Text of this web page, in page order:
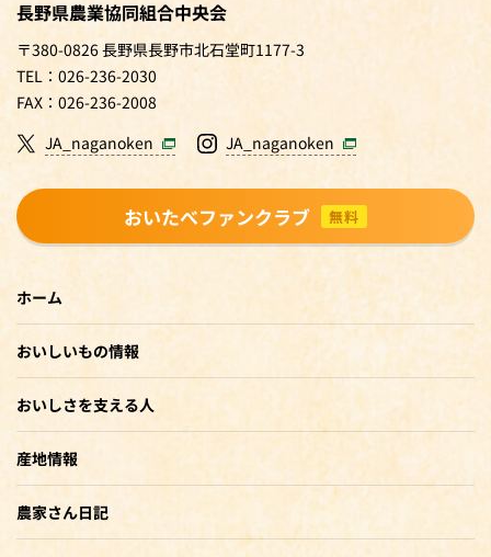
長野県農業協同組合中央会
〒380-0826 長野県長野市北石堂町1177-3
TEL：026-236-2030
FAX：026-236-2008
JA_naganoken
JA_naganoken
おいたべファンクラブ 無料
ホーム
おいしいもの情報
おいしさを支える人
産地情報
農家さん日記